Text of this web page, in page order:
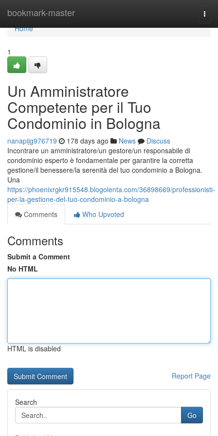
bookmark-master
Home
Home
1
Un Amministratore
Competente per il Tuo
Condominio in Bologna
nanapijg976719 178 days ago News
Discuss
Incontrare un amministratore/un gestore/un responsabile di
condominio esperto è fondamentale per garantire la corretta
gestione/il benessere/la serenità del tuo condominio a Bologna.
Una
https://phoenixrgkr915548.blogolenta.com/36898669/professionisti-
per-la-gestione-del-tuo-condominio-a-bologna
Comments
Who Upvoted
Comments
Submit a Comment
No HTML
HTML is disabled
Report Page
Search
Go